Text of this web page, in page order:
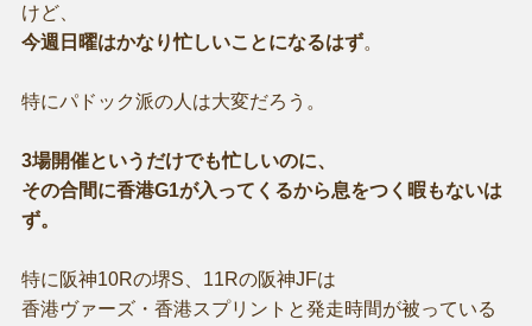
けど、
今週日曜はかなり忙しいことになるはず。
特にパドック派の人は大変だろう。
3場開催というだけでも忙しいのに、
その合間に香港G1が入ってくるから息をつく暇もないは
ず。
特に阪神10Rの堺S、11Rの阪神JFは
香港ヴァーズ・香港スプリントと発走時間が被っている